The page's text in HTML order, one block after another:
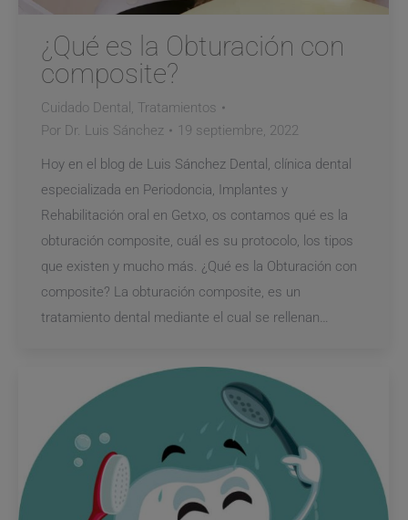
¿Qué es la Obturación con
composite?
Cuidado Dental
Tratamientos
Por Dr. Luis Sánchez 19 septiembre, 2022
Hoy en el blog de Luis Sánchez Dental, clínica dental
especializada en Periodoncia, Implantes y
Rehabilitación oral en Getxo, os contamos qué es la
obturación composite, cuál es su protocolo, los tipos
que existen y mucho más. ¿Qué es la Obturación con
composite? La obturación composite, es un
tratamiento dental mediante el cual se rellenan…